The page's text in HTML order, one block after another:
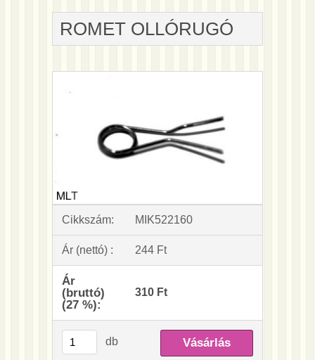
ROMET OLLÓRUGÓ
Cikkszám: MIK522160
Ár (nettó) : 244 Ft
Ár
(bruttó)
(27 %):
310 Ft
db